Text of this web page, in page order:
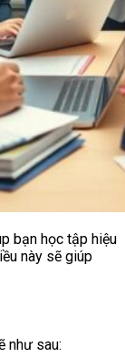
bạn học tập hiệu
này sẽ giúp
như sau: